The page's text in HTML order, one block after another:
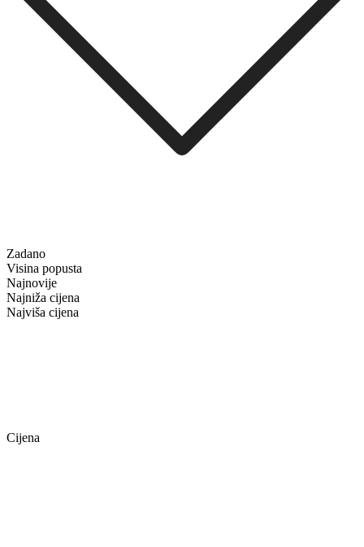
Zadano
Visina popusta
Najnovije
Najniža cijena
Najviša cijena
Cijena